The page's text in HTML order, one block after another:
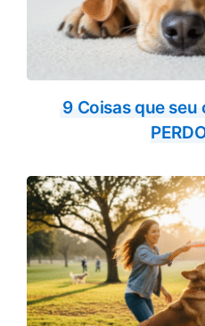
9 Coisas que